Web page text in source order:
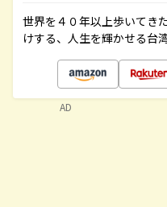
世界を４０年以上歩いてき
けする、人生を輝かせる台
AD